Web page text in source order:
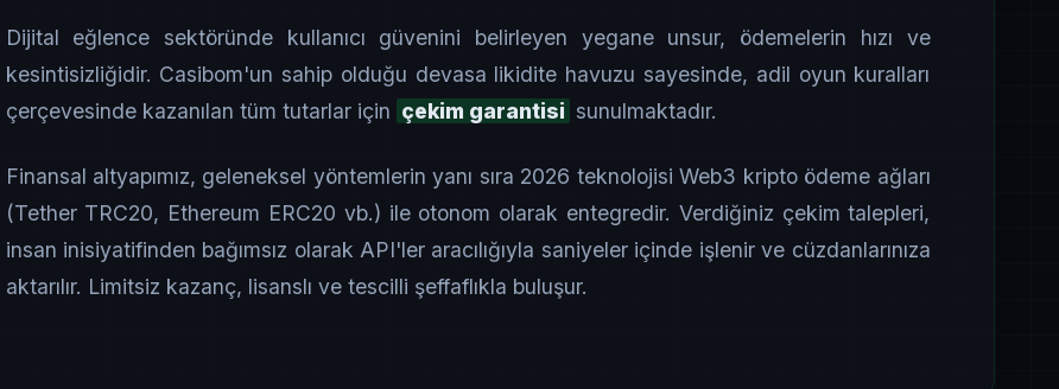
Dijital eğlence sektöründe kullanıcı güvenini belirleyen yegane unsur, ödemelerin hızı ve
kesintisizliğidir. Casibom'un sahip olduğu devasa likidite havuzu sayesinde, adil oyun kuralları
çerçevesinde kazanılan tüm tutarlar için çekim garantisi sunulmaktadır.
Finansal altyapımız, geleneksel yöntemlerin yanı sıra 2026 teknolojisi Web3 kripto ödeme ağları
(Tether TRC20, Ethereum ERC20 vb.) ile otonom olarak entegredir. Verdiğiniz çekim talepleri,
insan inisiyatifinden bağımsız olarak API'ler aracılığıyla saniyeler içinde işlenir ve cüzdanlarınıza
aktarılır. Limitsiz kazanç, lisanslı ve tescilli şeffaflıkla buluşur.